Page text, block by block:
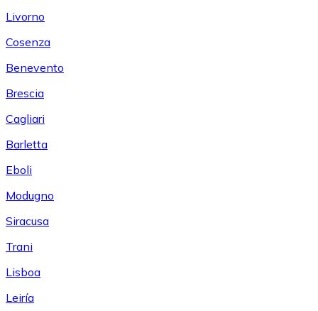
Livorno
Cosenza
Benevento
Brescia
Cagliari
Barletta
Eboli
Modugno
Siracusa
Trani
Lisboa
Leiría